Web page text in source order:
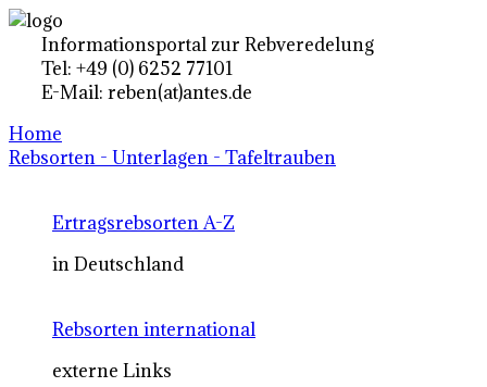
Informationsportal zur Rebveredelung
Tel: +49 (0) 6252 77101
E-Mail: reben(at)antes.de
Home
Rebsorten - Unterlagen - Tafeltrauben
Ertragsrebsorten A-Z
in Deutschland
Rebsorten international
externe Links